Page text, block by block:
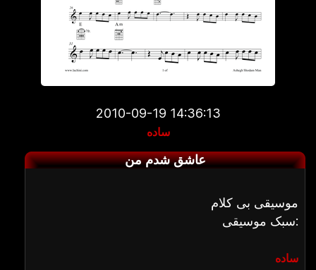
2010-09-19 14:36:13
ساده
عاشق شدم من
موسیقی بی کلام
سبک موسیقی:
ساده